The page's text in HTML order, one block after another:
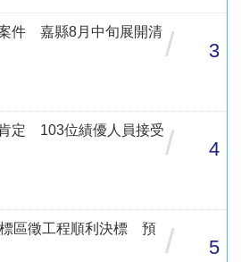
件 嘉縣8月中旬展開清 / 3
定 103位績優人員接受/ 4
區徵工程順利決標 預
/ 5